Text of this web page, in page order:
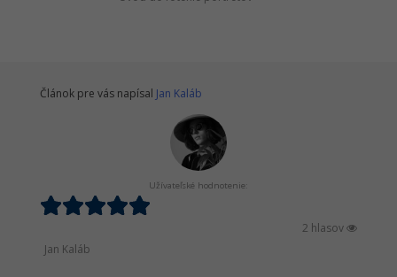
Článok pre vás napísal Jan Kaláb
Užívateľské hodnotenie:
2 hlasov
Jan Kaláb